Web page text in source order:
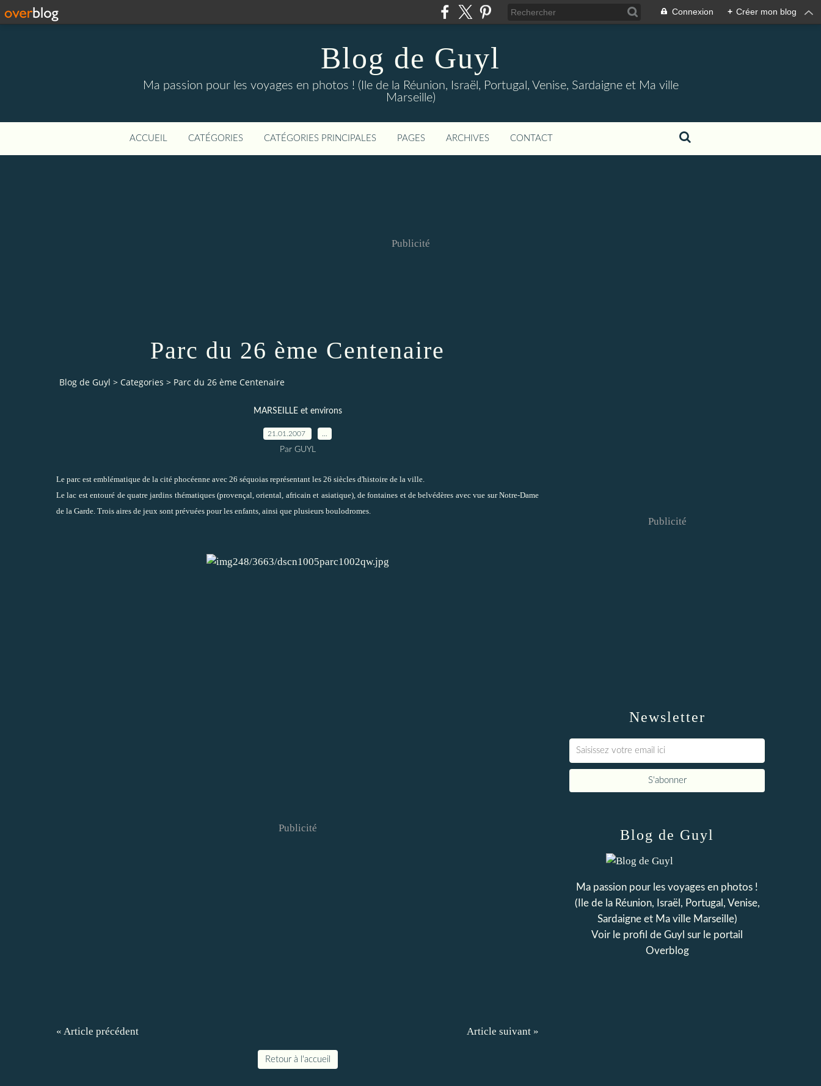
Connexion + Créer mon blog
Blog de Guyl
Ma passion pour les voyages en photos ! (Ile de la Réunion, Israël, Portugal, Venise, Sardaigne et Ma ville
Marseille)
ACCUEIL CATÉGORIES CATÉGORIES PRINCIPALES PAGES ARCHIVES CONTACT
Publicité
Parc du 26 ème Centenaire
Blog de Guyl > Categories > Parc du 26 ème Centenaire
MARSEILLE et environs
21.01.2007
Par GUYL
Le parc est emblématique de la cité phocéenne avec 26 séquoias représentant les 26 siècles d'histoire de la ville.
Le lac est entouré de quatre jardins thématiques (provençal, oriental, africain et asiatique), de fontaines et de belvédères avec vue sur Notre-Dame
de la Garde. Trois aires de jeux sont prévuées pour les enfants, ainsi que plusieurs boulodromes.
Publicité
« Article précédent Article suivant »
Retour à l'accueil
Newsletter
Publicité
Blog de Guyl
Ma passion pour les voyages en photos !
(Ile de la Réunion, Israël, Portugal, Venise,
Sardaigne et Ma ville Marseille)
Voir le profil de Guyl sur le portail
Overblog